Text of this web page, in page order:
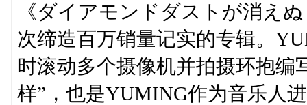
《ダイアモンドダストが消え
次缔造百万销量记实的专辑。
时滚动多个摄像机并拍摄环抱编
样”，也是YUMING作为音乐人